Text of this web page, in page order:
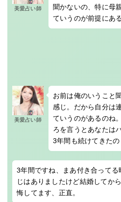
美愛占い師
聞かないの、特に母
ていうのが前提にある
美愛占い師
お前は俺のいうこと
感じ。だから自分は
ていうのがあるのね
ろを言うとあなたは
3年間も続けてきたの
3年間ですね、まあ付き合ってる
じはありましたけど結婚してか
悔してます、正直。